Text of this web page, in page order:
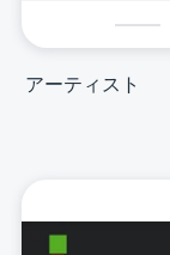
アーティスト